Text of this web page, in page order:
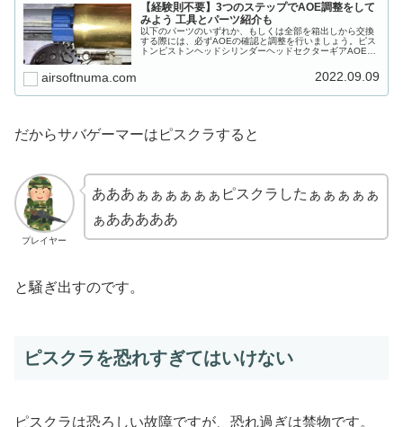
【経験則不要】3つのステップでAOE調整をして
みよう 工具とパーツ紹介も
以下のパーツのいずれか、もしくは全部を箱出しから交換
する際には、必ずAOEの確認と調整を行いましょう。ピス
トンピストンヘッドシリンダーヘッドセクターギアAOE調
airsoftnuma.com 2022.09.09
だからサバゲーマーはピスクラすると
プレイヤー
あああぁぁぁぁぁぁピスクラしたぁぁぁぁぁ
ぁあああああ
と騒ぎ出すのです。
ピスクラを恐れすぎてはいけない
ピスクラは恐ろしい故障ですが、恐れ過ぎは禁物です。